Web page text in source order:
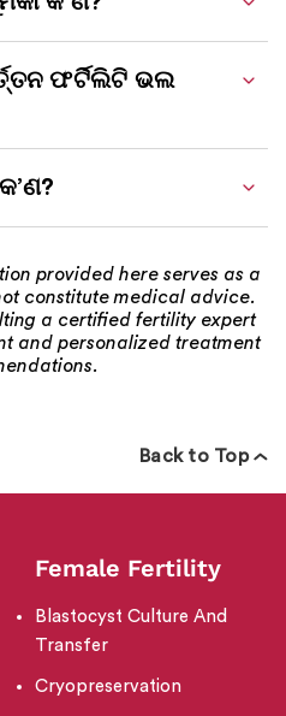
ଫର୍ଟିଲିଟି ଭଲ
provided here serves as a
constitute medical advice.
a certified fertility expert
and personalized treatment
Back to Top
Female Fertility
Blastocyst Culture And
Transfer
Cryopreservation